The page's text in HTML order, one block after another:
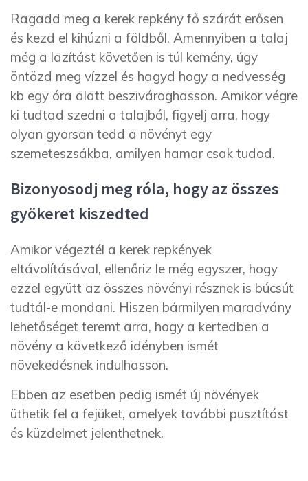
Ragadd meg a kerek repkény fő szárát erősen
és kezd el kihúzni a földből. Amennyiben a talaj
még a lazítást követően is túl kemény, úgy
öntözd meg vízzel és hagyd hogy a nedvesség
kb egy óra alatt beszivároghasson. Amikor végre
ki tudtad szedni a talajból, figyelj arra, hogy
olyan gyorsan tedd a növényt egy
szemeteszsákba, amilyen hamar csak tudod.
Bizonyosodj meg róla, hogy az összes
gyökeret kiszedted ​
Amikor végeztél a kerek repkények
eltávolításával, ellenőriz le még egyszer, hogy
ezzel együtt az összes növényi résznek is búcsút
tudtál-e mondani. Hiszen bármilyen maradvány
lehetőséget teremt arra, hogy a kertedben a
növény a következő idényben ismét
növekedésnek indulhasson.
Ebben az esetben pedig ismét új növények
üthetik fel a fejüket, amelyek további pusztítást
és küzdelmet jelenthetnek.